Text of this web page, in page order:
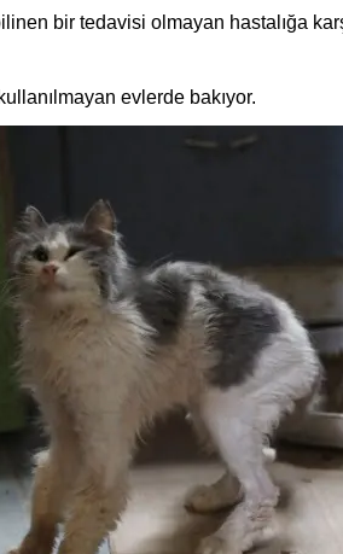
bir tedavisi olmayan hastalığa
evlerde bakıyor.